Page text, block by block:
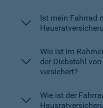
Ist mein Fahrrad
Wie ist im
der Diebstahl
versichert?
Wie ist der